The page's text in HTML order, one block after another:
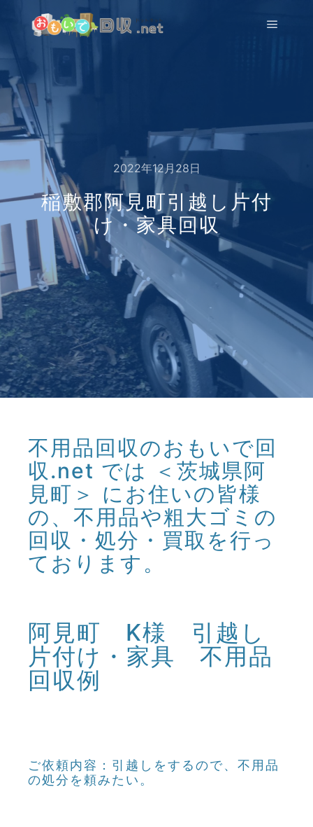
2022年12月28日
稲敷郡阿見町引越し片付
け・家具回収
不用品回収のおもいで回
収.net では ＜茨城県阿
見町＞ にお住いの皆様
の、不用品や粗大ゴミの
回収・処分・買取を行っ
ております。
阿見町 K様 引越し
片付け・家具 不用品
回収例
ご依頼内容：引越しをするので、不用品
の処分を頼みたい。